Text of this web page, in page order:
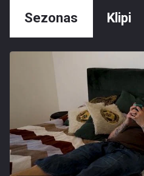
Sezonas Klipi